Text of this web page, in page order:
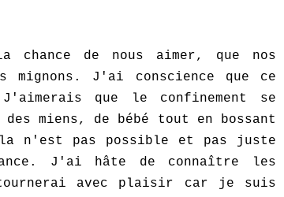
chance de nous aimer, que nos
mignons. J'ai conscience que ce
que le confinement se
miens, de bébé tout en bossant
n'est pas possible et pas juste
J'ai hâte de connaître les
avec plaisir car je suis